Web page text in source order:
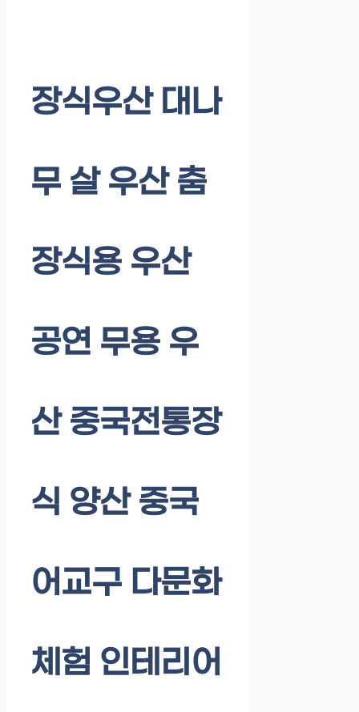
장식우산 대나
무 살 우산 춤
장식용 우산
공연 무용 우
산 중국전통장
식 양산 중국
어교구 다문화
체험 인테리어